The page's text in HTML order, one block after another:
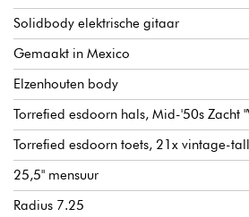
Solidbody elektrische gitaar
Gemaakt in Mexico
Elzenhouten body
Torrefied esdoorn hals, Mid-'50s Zacht
Torrefied esdoorn toets, 21x vintage-
25,5" mensuur
Radius 7.25